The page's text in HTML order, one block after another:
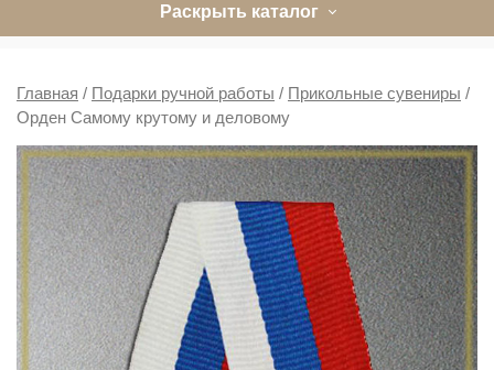
Раскрыть каталог
Главная / Подарки ручной работы / Прикольные сувениры /
Орден Самому крутому и деловому